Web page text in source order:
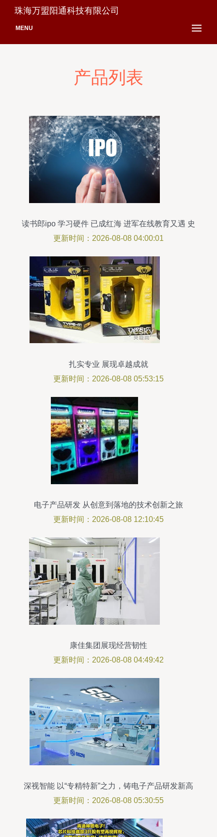
珠海万盟阳通科技有限公司
MENU
产品列表
读书郎ipo 学习硬件 已成红海 进军在线教育又遇 史
上最强监管
更新时间：2026-08-08 04:00:01
扎实专业 展现卓越成就
更新时间：2026-08-08 05:53:15
电子产品研发 从创意到落地的技术创新之旅
更新时间：2026-08-08 12:10:45
康佳集团展现经营韧性
更新时间：2026-08-08 04:49:42
深视智能 以“专精特新”之力，铸电子产品研发新高
度
更新时间：2026-08-08 05:30:55